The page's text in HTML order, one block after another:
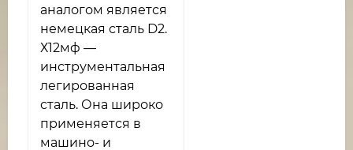
аналогом является
немецкая сталь D2.
Х12мф —
инструментальная
легированная
сталь. Она широко
применяется в
машино- и